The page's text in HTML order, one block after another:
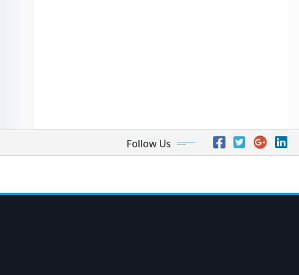
Follow Us